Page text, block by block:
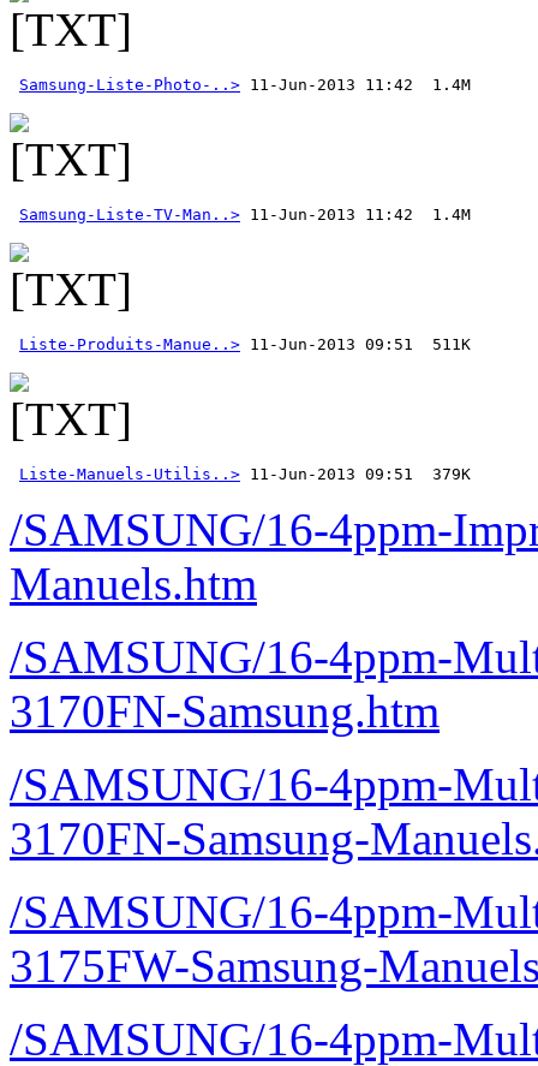
Samsung-Liste-Photo-..>
Samsung-Liste-TV-Man..>
Liste-Produits-Manue..>
Liste-Manuels-Utilis..> 11-Jun-2013 09:51  379K
/SAMSUNG/16-4ppm-
Manuels.htm
/SAMSUNG/16-4ppm-
3170FN-Samsung.htm
/SAMSUNG/16-4ppm-
3170FN-Samsung-
/SAMSUNG/16-4ppm-
3175FW-Samsung-
/SAMSUNG/16-4ppm-